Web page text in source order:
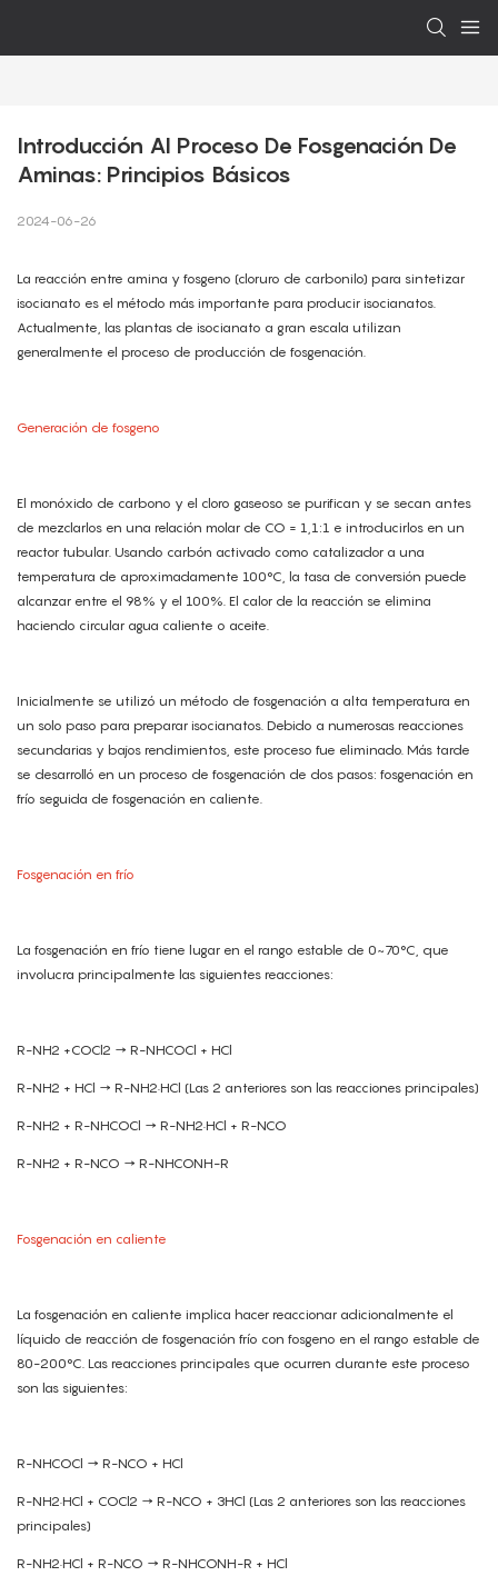
Introducción Al Proceso De Fosgenación De
Aminas: Principios Básicos
2024-06-26
La reacción entre amina y fosgeno (cloruro de carbonilo) para sintetizar
isocianato es el método más importante para producir isocianatos.
Actualmente, las plantas de isocianato a gran escala utilizan
generalmente el proceso de producción de fosgenación.
Generación de fosgeno
El monóxido de carbono y el cloro gaseoso se purifican y se secan antes
de mezclarlos en una relación molar de CO = 1,1:1 e introducirlos en un
reactor tubular. Usando carbón activado como catalizador a una
temperatura de aproximadamente 100°C, la tasa de conversión puede
alcanzar entre el 98% y el 100%. El calor de la reacción se elimina
haciendo circular agua caliente o aceite.
Inicialmente se utilizó un método de fosgenación a alta temperatura en
un solo paso para preparar isocianatos. Debido a numerosas reacciones
secundarias y bajos rendimientos, este proceso fue eliminado. Más tarde
se desarrolló en un proceso de fosgenación de dos pasos: fosgenación en
frío seguida de fosgenación en caliente.
Fosgenación en frío
La fosgenación en frío tiene lugar en el rango estable de 0~70°C, que
involucra principalmente las siguientes reacciones:
R-NH2 +COCl2 → R-NHCOCl + HCl
R-NH2 + HCl → R-NH2·HCl (Las 2 anteriores son las reacciones principales)
R-NH2 + R-NHCOCl → R-NH2·HCl + R-NCO
R-NH2 + R-NCO → R-NHCONH-R
Fosgenación en caliente
La fosgenación en caliente implica hacer reaccionar adicionalmente el
líquido de reacción de fosgenación frío con fosgeno en el rango estable de
80-200°C. Las reacciones principales que ocurren durante este proceso
son las siguientes:
R-NHCOCl → R-NCO + HCl
R-NH2·HCl + COCl2 → R-NCO + 3HCl (Las 2 anteriores son las reacciones
principales)
R-NH2·HCl + R-NCO → R-NHCONH-R + HCl